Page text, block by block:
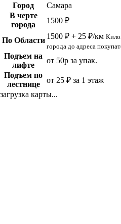
Город
Самара
В черте
города
1500 ₽
По Области 1500 ₽ + 25 ₽/км
города до адреса
Подъем на
лифте
от 50р за упак.
Подъем по
лестнице
от 25 ₽ за 1 этаж
загрузка карты...